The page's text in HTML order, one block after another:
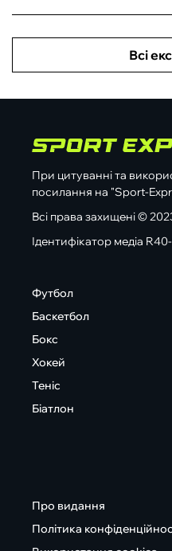
Всі
При цитуванні та
посилання на "Sport-
Всі права захищені ©
Ідентифікатор медіа
Футбол
Баскетбол
Бокс
Хокей
Теніс
Біатлон
Про видання
Політика